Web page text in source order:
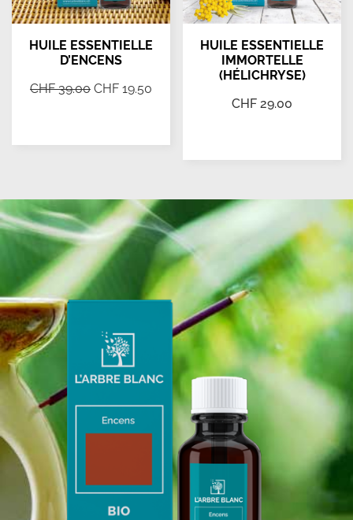
HUILE ESSENTIELLE
D’ENCENS
CHF39.00 CHF 19.50
HUILE ESSENTIELLE
IMMORTELLE
(HÉLICHRYSE)
CHF 29.00